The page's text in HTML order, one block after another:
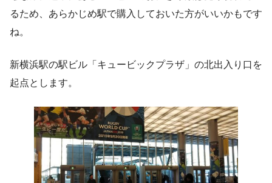
るため、あらかじめ駅で購入しておいた方がいいかもです
ね。
新横浜駅の駅ビル「キュービックプラザ」の北出入り口を
起点とします。